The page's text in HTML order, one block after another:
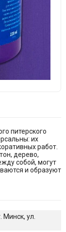
питерского
их
работ.
дерево,
собой, могут
и образуют
ул.